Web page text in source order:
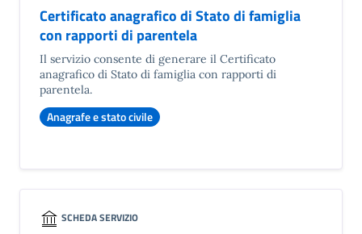
Certificato anagrafico di Stato di famiglia
con rapporti di parentela
Il servizio consente di generare il Certificato
anagrafico di Stato di famiglia con rapporti di
parentela.
Anagrafe e stato civile
SCHEDA SERVIZIO